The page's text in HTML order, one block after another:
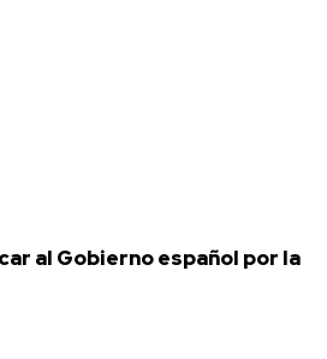
al Gobierno español por la